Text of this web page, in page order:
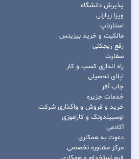
پذیرش دانشگاه
ویزا زیارتی
استارتاپ
مالکیت و خرید بیزینس
رفع ریجکتی
سفارت
راه اندازی کسب و کار
اپلای تحصیلی
جاب آفر
خدمات جزیره
خرید و فروش و واگذاری شرکت
اوسبیلدونگ و کاراموزی
آکادمی
دعوت به همکاری
مرکز مشاوره تخصصی